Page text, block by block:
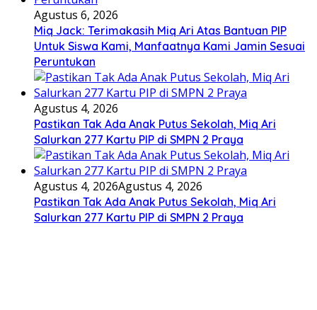
Agustus 6, 2026
Miq Jack: Terimakasih Miq Ari Atas Bantuan PIP
Untuk Siswa Kami, Manfaatnya Kami Jamin Sesuai
Peruntukan
Agustus 4, 2026
Pastikan Tak Ada Anak Putus Sekolah, Miq Ari
Salurkan 277 Kartu PIP di SMPN 2 Praya
Agustus 4, 2026Agustus 4, 2026
Pastikan Tak Ada Anak Putus Sekolah, Miq Ari
Salurkan 277 Kartu PIP di SMPN 2 Praya